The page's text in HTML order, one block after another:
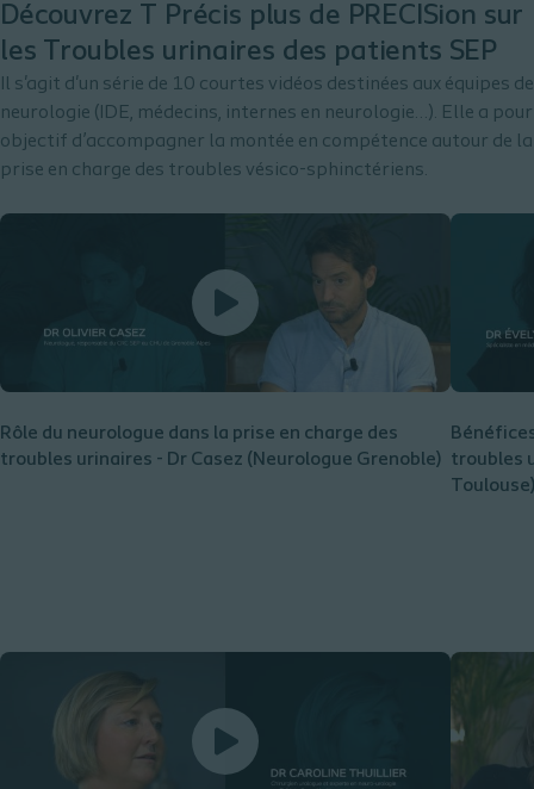
Découvrez T Précis plus de PRECISion sur
les Troubles urinaires des patients SEP
Il s'agit d'un série de 10 courtes vidéos destinées aux équipes de
neurologie (IDE, médecins, internes en neurologie…). Elle a pour
objectif d’accompagner la montée en compétence autour de la
prise en charge des troubles vésico-sphinctériens.
Rôle du neurologue dans la prise en charge des
troubles urinaires - Dr Casez (Neurologue Grenoble) troubles